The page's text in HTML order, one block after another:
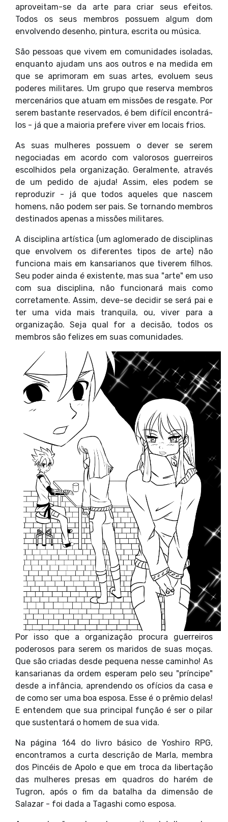
aproveitam-se da arte para criar seus efeitos.
Todos os seus membros possuem algum dom
envolvendo desenho, pintura, escrita ou música.
São pessoas que vivem em comunidades isoladas,
enquanto ajudam uns aos outros e na medida em
que se aprimoram em suas artes, evoluem seus
poderes militares. Um grupo que reserva membros
mercenários que atuam em missões de resgate. Por
serem bastante reservados, é bem difícil encontrá-
los - já que a maioria prefere viver em locais frios.
As suas mulheres possuem o dever se serem
negociadas em acordo com valorosos guerreiros
escolhidos pela organização. Geralmente, através
de um pedido de ajuda! Assim, eles podem se
reproduzir - já que todos aqueles que nascem
homens, não podem ser pais. Se tornando membros
destinados apenas a missões militares.
A disciplina artística (um aglomerado de disciplinas
que envolvem os diferentes tipos de arte) não
funciona mais em kansarianos que tiverem filhos.
Seu poder ainda é existente, mas sua "arte" em uso
com sua disciplina, não funcionará mais como
corretamente. Assim, deve-se decidir se será pai e
ter uma vida mais tranquila, ou, viver para a
organização. Seja qual for a decisão, todos os
membros são felizes em suas comunidades.
Por isso que a organização procura guerreiros
poderosos para serem os maridos de suas moças.
Que são criadas desde pequena nesse caminho! As
kansarianas da ordem esperam pelo seu "príncipe"
desde a infância, aprendendo os ofícios da casa e
de como ser uma boa esposa. Esse é o prêmio delas!
E entendem que sua principal função é ser o pilar
que sustentará o homem de sua vida.
Na página 164 do livro básico de Yoshiro RPG,
encontramos a curta descrição de Marla, membra
dos Pincéis de Apolo e que em troca da libertação
das mulheres presas em quadros do harém de
Tugron, após o fim da batalha da dimensão de
Salazar - foi dada a Tagashi como esposa.